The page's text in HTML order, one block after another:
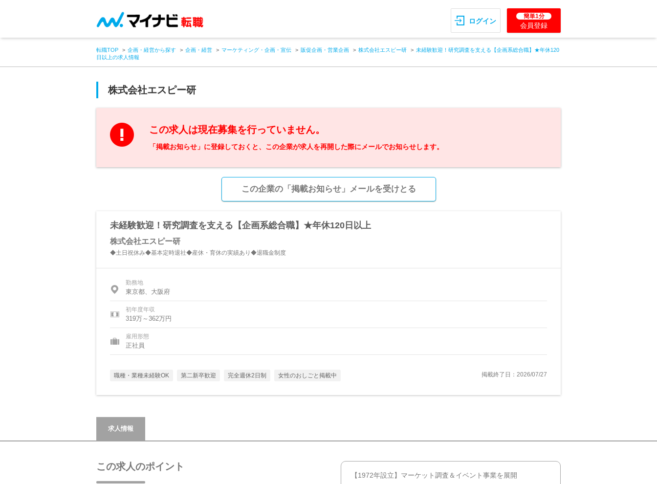
ログイン
簡単1分
会員登録
転職TOP 企画・経営から探す 企画・経営 マーケティング・企画・宣伝 販促企画・営業企画 株式会社エスピー研
未経験歓迎！研究調査を支える【企画系総合職】★年休120
日以上の求人情報
株式会社エスピー研
この求人は現在募集を行っていません。
「掲載お知らせ」に登録しておくと、この企業が求人を再開した際にメールでお知らせします。
この企業の「掲載お知らせ」メールを受けとる
未経験歓迎！研究調査を支える【企画系総合職】★年休120日以上
株式会社エスピー研
◆土日祝休み◆基本定時退社◆産休・育休の実績あり◆退職金制度
勤務地
東京都、大阪府
初年度年収
319万～362万円
雇用形態
正社員
職種・業種未経験OK 第二新卒歓迎 完全週休2日制 女性のおしごと掲載中 掲載終了日：2026/07/27
求人情報
この求人のポイント
【1972年設立】マーケット調査＆イベント事業を展開